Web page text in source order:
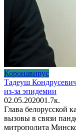
Коронавирус
Тадеуш
из-за эпидемии
02.05.202001.7к.
Глава белорусской
вызовы в связи
митрополита